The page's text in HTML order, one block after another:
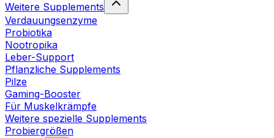
Weitere Supplements
Verdauungsenzyme
Probiotika
Nootropika
Leber-Support
Pflanzliche Supplements
Pilze
Gaming-Booster
Für Muskelkrämpfe
Weitere spezielle Supplements
Probiergrößen